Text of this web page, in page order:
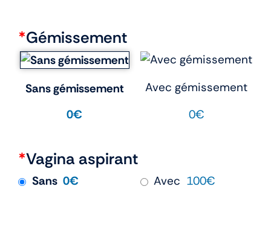
*Gémissement
Sans gémissement
0€
Avec gémissement
0€
*Vagina aspirant
Sans 0€ Avec 100€